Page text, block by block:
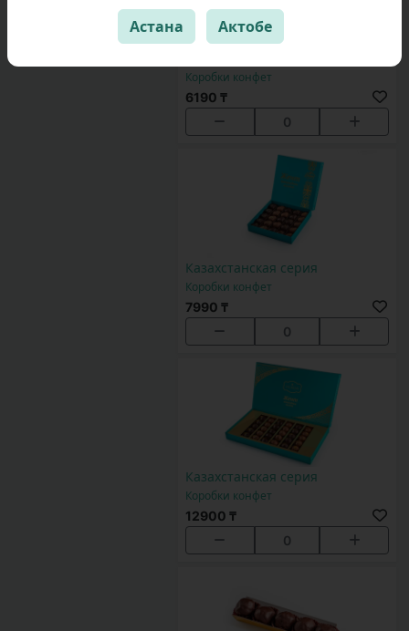
Коробки конфет
6190 ₸
0
Казахстанская серия
Коробки конфет
7990 ₸
0
Казахстанская серия
Коробки конфет
12900 ₸
0
Астана Актобе